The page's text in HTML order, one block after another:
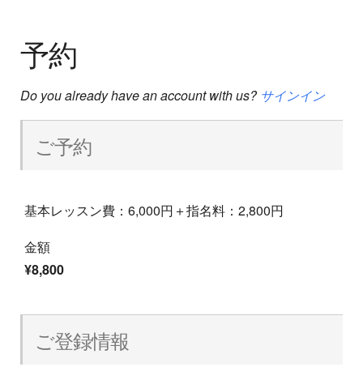
予約
Do you already have an account with us? サインイン
ご予約
基本レッスン費：6,000円＋指名料：2,800円
金額
¥8,800
ご登録情報